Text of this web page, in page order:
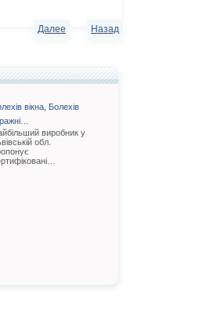
Назад
Далее
вікна, Болехів
виробник у
обл.